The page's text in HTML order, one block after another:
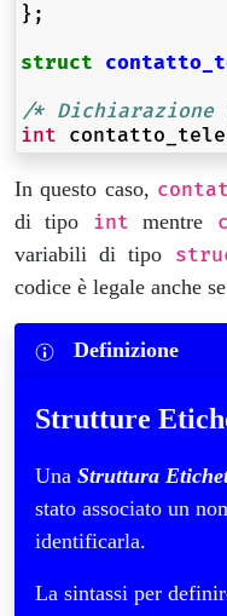
};
struct
/*
int
In questo caso,
di tipo int mentre
variabili di tipo
codice è legale anche
Definizione
Strutture
Una Struttura
stato associato un
identificarla.
La sintassi per